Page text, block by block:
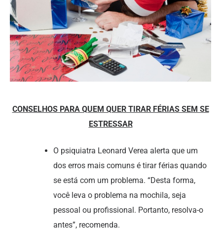
CONSELHOS PARA QUEM QUER TIRAR FÉRIAS SEM SE
ESTRESSAR
O psiquiatra Leonard Verea alerta que um
dos erros mais comuns é tirar férias quando
se está com um problema. “Desta forma,
você leva o problema na mochila, seja
pessoal ou profissional. Portanto, resolva-o
antes”, recomenda.